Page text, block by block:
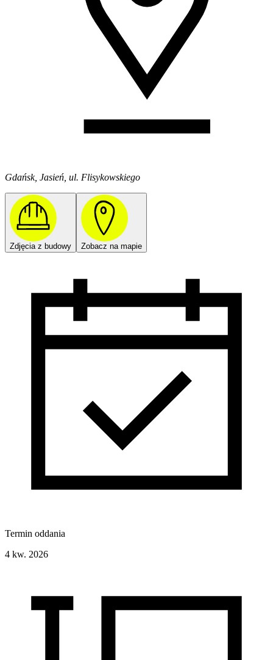
Gdańsk, Jasień, ul. Flisykowskiego
Zdjęcia z budowy Zobacz na mapie
Termin oddania
4 kw. 2026